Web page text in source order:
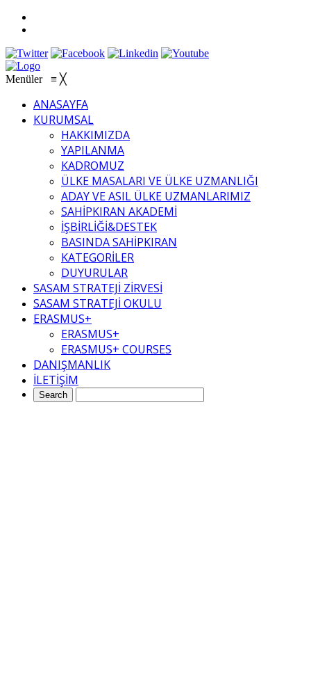
Menüler ≡ ╳
ANASAYFA
KURUMSAL
HAKKIMIZDA
YAPILANMA
KADROMUZ
ÜLKE MASALARI VE ÜLKE UZMANLIĞI
ADAY VE ASIL ÜLKE UZMANLARIMIZ
SAHİPKIRAN AKADEMİ
İŞBİRLİĞİ&DESTEK
BASINDA SAHİPKIRAN
KATEGORİLER
DUYURULAR
SASAM STRATEJİ ZİRVESİ
SASAM STRATEJİ OKULU
ERASMUS+
ERASMUS+
ERASMUS+ COURSES
DANIŞMANLIK
İLETİŞİM